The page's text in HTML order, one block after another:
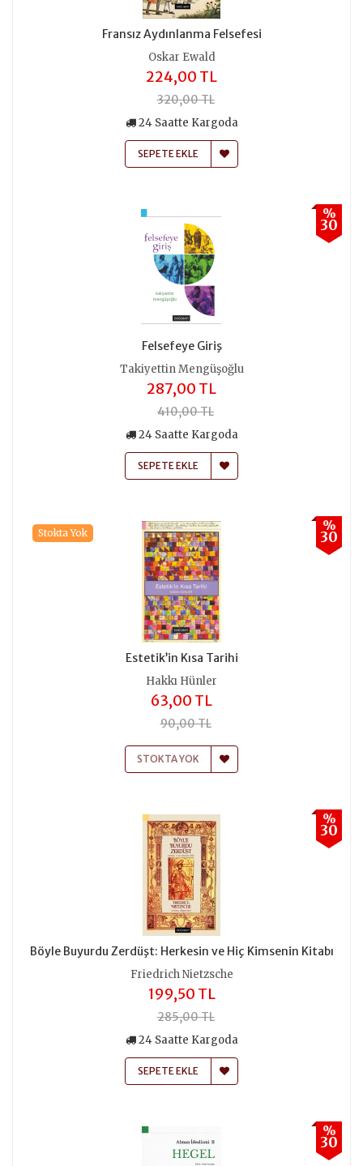
Fransız Aydınlanma Felsefesi
Oskar Ewald
224,00 TL
320,00 TL
24 Saatte Kargoda
SEPETE EKLE
%
30
Felsefeye Giriş
Takiyettin Mengüşoğlu
287,00 TL
410,00 TL
24 Saatte Kargoda
SEPETE EKLE
%
30
Stokta Yok
Estetik’in Kısa Tarihi
Hakkı Hünler
63,00 TL
90,00 TL
STOKTA YOK
%
30
Böyle Buyurdu Zerdüşt: Herkesin ve Hiç Kimsenin Kitabı
Friedrich Nietzsche
199,50 TL
285,00 TL
24 Saatte Kargoda
SEPETE EKLE
%
30